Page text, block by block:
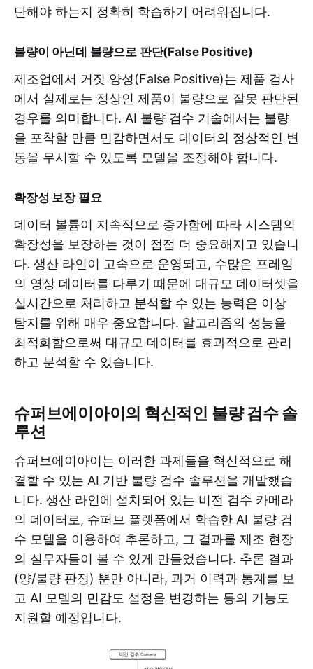
단해야 하는지 정확히 학습하기 어려워집니다.
불량이 아닌데 불량으로 판단(False Positive)
제조업에서 거짓 양성(False Positive)는 제품 검사
에서 실제로는 정상인 제품이 불량으로 잘못 판단된
경우를 의미합니다. AI 불량 검수 기술에서는 불량
을 포착할 만큼 민감하면서도 데이터의 정상적인 변
동을 무시할 수 있도록 모델을 조정해야 합니다.
확장성 보장 필요
데이터 볼륨이 지속적으로 증가함에 따라 시스템의
확장성을 보장하는 것이 점점 더 중요해지고 있습니
다. 생산 라인이 고속으로 운영되고, 수많은 프레임
의 영상 데이터를 다루기 때문에 대규모 데이터셋을
실시간으로 처리하고 분석할 수 있는 능력은 이상
탐지를 위해 매우 중요합니다. 알고리즘의 성능을
최적화함으로써 대규모 데이터를 효과적으로 관리
하고 분석할 수 있습니다.
슈퍼브에이아이의 혁신적인 불량 검수 솔
루션
슈퍼브에이아이는 이러한 과제들을 혁신적으로 해
결할 수 있는 AI 기반 불량 검수 솔루션을 개발했습
니다. 생산 라인에 설치되어 있는 비전 검수 카메라
의 데이터로, 슈퍼브 플랫폼에서 학습한 AI 불량 검
수 모델을 이용하여 추론하고, 그 결과를 제조 현장
의 실무자들이 볼 수 있게 만들었습니다. 추론 결과
(양/불량 판정) 뿐만 아니라, 과거 이력과 통계를 보
고 AI 모델의 민감도 설정을 변경하는 등의 기능도
지원할 예정입니다.